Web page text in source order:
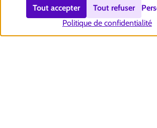
Tout accepter Tout refuser
Politique de confidentialité